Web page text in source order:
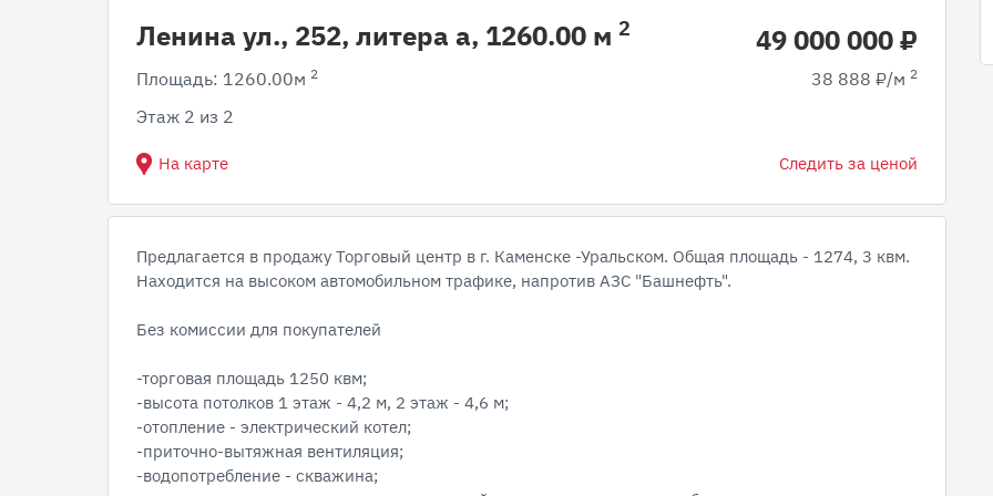
Ленина ул., 252, литера а, 1260.00 м 2 49 000 000 ₽
Площадь: 1260.00м 2
Этаж 2 из 2
38 888 ₽/м 2
На карте Следить за ценой
Предлагается в продажу Торговый центр в г. Каменске -Уральском. Общая площадь - 1274, 3 квм.
Находится на высоком автомобильном трафике, напротив АЗC "Башнефть".
Без комиссии для покупателей
-торговая площадь 1250 квм;
-высота потолков 1 этаж - 4,2 м, 2 этаж - 4,6 м;
-отопление - электрический котел;
-приточно-вытяжная вентиляция;
-водопотребление - скважина;